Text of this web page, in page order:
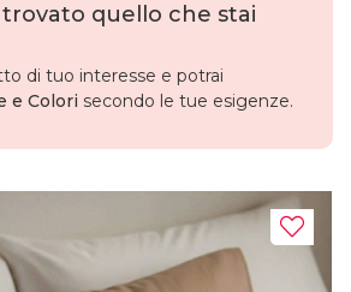
quello che stai
di tuo interesse e potrai
e Colori secondo le tue esigenze.